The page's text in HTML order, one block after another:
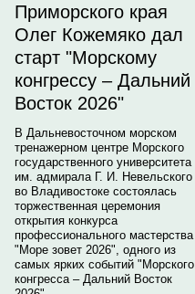
Приморского края
Олег Кожемяко дал
старт "Морскому
конгрессу – Дальний
Восток 2026"
В Дальневосточном морском
тренажерном центре Морского
государственного университета
им. адмирала Г. И. Невельского
во Владивостоке состоялась
торжественная церемония
открытия конкурса
профессионального мастерства
"Море зовет 2026", одного из
самых ярких событий "Морского
конгресса – Дальний Восток